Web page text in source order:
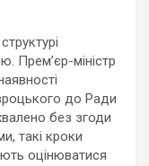
Прем’єр-міністр
до Ради
без згоди
такі кроки
оцінюватися